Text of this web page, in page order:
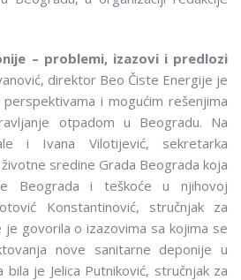
– problemi, izazovi i predlozi
direktor Beo Čiste Energije je
i mogućim rešenjima
otpadom u Beogradu. Na
i Ivana Vilotijević, sekretarka
sredine Grada Beograda koja
Beograda i teškoće u njihovoj
Konstantinović, stručnjak za
govorila o izazovima sa kojima se
nove sanitarne deponije u
bila je Jelica Putniković, stručnjak za